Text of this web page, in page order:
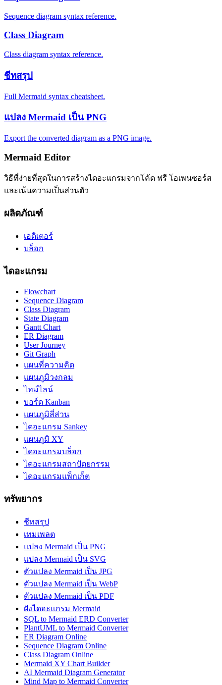
Sequence diagram syntax reference.
Class Diagram
Class diagram syntax reference.
ชีทสรุป
Full Mermaid syntax cheatsheet.
แปลง Mermaid เป็น PNG
Export the converted diagram as a PNG image.
Mermaid Editor
วิธีที่ง่ายที่สุดในการสร้างไดอะแกรมจากโค้ด ฟรี โอเพนซอร์ส
และเน้นความเป็นส่วนตัว
ผลิตภัณฑ์
เอดิเตอร์
บล็อก
ไดอะแกรม
Flowchart
Sequence Diagram
Class Diagram
State Diagram
Gantt Chart
ER Diagram
User Journey
Git Graph
แผนที่ความคิด
แผนภูมิวงกลม
ไทม์ไลน์
บอร์ด Kanban
แผนภูมิสี่ส่วน
ไดอะแกรม Sankey
แผนภูมิ XY
ไดอะแกรมบล็อก
ไดอะแกรมสถาปัตยกรรม
ไดอะแกรมแพ็กเก็ต
ทรัพยากร
ชีทสรุป
เทมเพลต
แปลง Mermaid เป็น PNG
แปลง Mermaid เป็น SVG
ตัวแปลง Mermaid เป็น JPG
ตัวแปลง Mermaid เป็น WebP
ตัวแปลง Mermaid เป็น PDF
ฝังไดอะแกรม Mermaid
SQL to Mermaid ERD Converter
PlantUML to Mermaid Converter
ER Diagram Online
Sequence Diagram Online
Class Diagram Online
Mermaid XY Chart Builder
AI Mermaid Diagram Generator
Mind Map to Mermaid Converter